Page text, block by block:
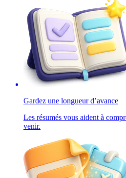
Gardez une longueur d’avance
Les résumés vous aident à
venir.